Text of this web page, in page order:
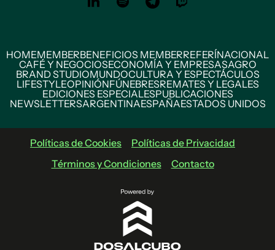
HOMEMEMBERBENEFICIOS MEMBERREFERÍNACIONAL
CAFÉ Y NEGOCIOSECONOMÍA Y EMPRESASAGRO
BRAND STUDIOMUNDOCULTURA Y ESPECTÁCULOS
LIFESTYLEOPINIÓNFÚNEBRESREMATES Y LEGALES
EDICIONES ESPECIALESPUBLICACIONES
NEWSLETTERSARGENTINAESPAÑAESTADOS UNIDOS
Políticas de Cookies
Políticas de Privacidad
Términos y Condiciones
Contacto